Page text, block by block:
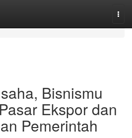
Bisnismu
Ekspor dan
Pemerintah